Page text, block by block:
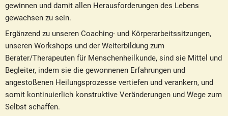
gewinnen und damit allen Herausforderungen des Lebens
gewachsen zu sein.
Ergänzend zu unseren Coaching- und Körperarbeitssitzungen,
unseren Workshops und der Weiterbildung zum
Berater/Therapeuten für Menschenheilkunde, sind sie Mittel und
Begleiter, indem sie die gewonnenen Erfahrungen und
angestoßenen Heilungsprozesse vertiefen und verankern, und
somit kontinuierlich konstruktive Veränderungen und Wege zum
Selbst schaffen.